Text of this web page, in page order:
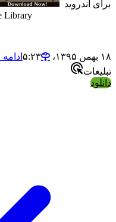
Time Library برای اندروید
ادامه مطلب